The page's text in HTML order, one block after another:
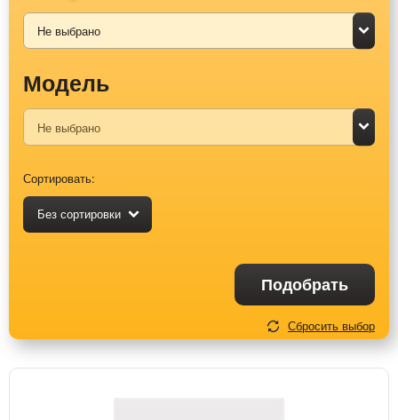
Модель
Сортировать:
Без сортировки
Подобрать
Сбросить выбор